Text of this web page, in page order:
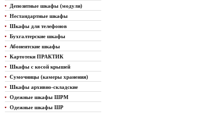
Депозитные шкафы (модули)
Нестандартные шкафы
Шкафы для телефонов
Бухгалтерские шкафы
Абонентские шкафы
Картотеки ПРАКТИК
Шкафы с косой крышей
Сумочницы (камеры хранения)
Шкафы архивно-складские
Одежные шкафы ШРМ
Одежные шкафы ШР